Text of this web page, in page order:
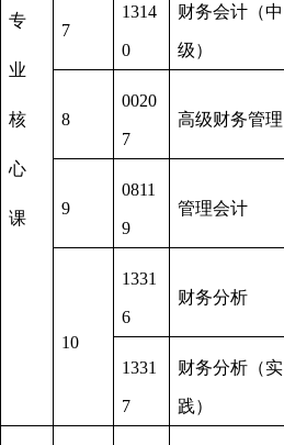
专
业
核
心
课
7
1314
0
财务会计（中
级）
8
0020
7
高级财务管理
9
0811
9
管理会计
10
1331
6
财务分析
1331
7
财务分析（实
践）